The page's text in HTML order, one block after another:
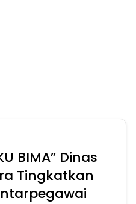
BIMA” Dinas
Tingkatkan